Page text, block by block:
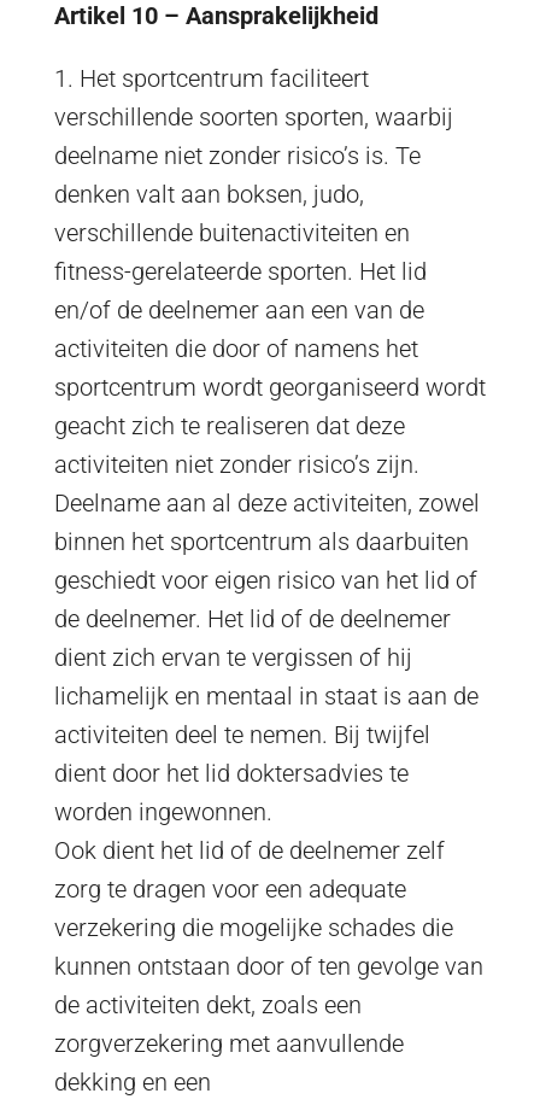
Artikel 10 – Aansprakelijkheid
1. Het sportcentrum faciliteert
verschillende soorten sporten, waarbij
deelname niet zonder risico’s is. Te
denken valt aan boksen, judo,
verschillende buitenactiviteiten en
fitness-gerelateerde sporten. Het lid
en/of de deelnemer aan een van de
activiteiten die door of namens het
sportcentrum wordt georganiseerd wordt
geacht zich te realiseren dat deze
activiteiten niet zonder risico’s zijn.
Deelname aan al deze activiteiten, zowel
binnen het sportcentrum als daarbuiten
geschiedt voor eigen risico van het lid of
de deelnemer. Het lid of de deelnemer
dient zich ervan te vergissen of hij
lichamelijk en mentaal in staat is aan de
activiteiten deel te nemen. Bij twijfel
dient door het lid doktersadvies te
worden ingewonnen.
Ook dient het lid of de deelnemer zelf
zorg te dragen voor een adequate
verzekering die mogelijke schades die
kunnen ontstaan door of ten gevolge van
de activiteiten dekt, zoals een
zorgverzekering met aanvullende
dekking en een